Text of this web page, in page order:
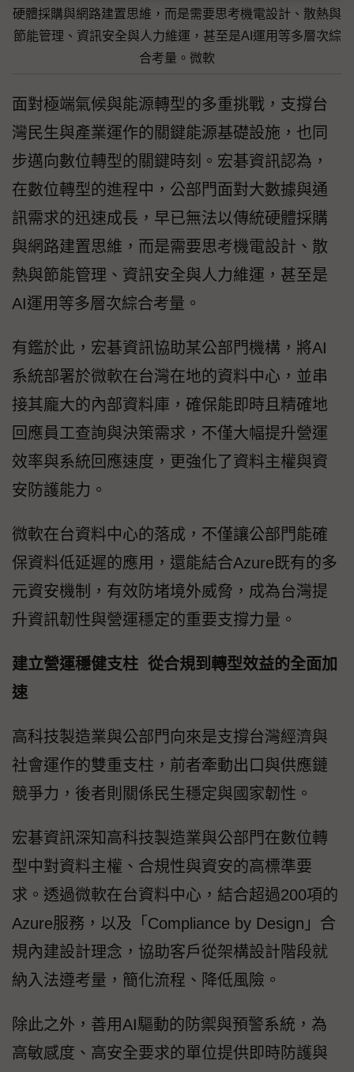
硬體採購與網路建置思維，而是需要思考機電設計、散熱與
節能管理、資訊安全與人力維運，甚至是AI運用等多層次綜
合考量。微軟
面對極端氣候與能源轉型的多重挑戰，支撐台
灣民生與產業運作的關鍵能源基礎設施，也同
步邁向數位轉型的關鍵時刻。宏碁資訊認為，
在數位轉型的進程中，公部門面對大數據與通
訊需求的迅速成長，早已無法以傳統硬體採購
與網路建置思維，而是需要思考機電設計、散
熱與節能管理、資訊安全與人力維運，甚至是
AI運用等多層次綜合考量。
有鑑於此，宏碁資訊協助某公部門機構，將AI
系統部署於微軟在台灣在地的資料中心，並串
接其龐大的內部資料庫，確保能即時且精確地
回應員工查詢與決策需求，不僅大幅提升營運
效率與系統回應速度，更強化了資料主權與資
安防護能力。
微軟在台資料中心的落成，不僅讓公部門能確
保資料低延遲的應用，還能結合Azure既有的多
元資安機制，有效防堵境外威脅，成為台灣提
升資訊韌性與營運穩定的重要支撐力量。
建立營運穩健支柱 從合規到轉型效益的全面加
速
高科技製造業與公部門向來是支撐台灣經濟與
社會運作的雙重支柱，前者牽動出口與供應鏈
競爭力，後者則關係民生穩定與國家韌性。
宏碁資訊深知高科技製造業與公部門在數位轉
型中對資料主權、合規性與資安的高標準要
求。透過微軟在台資料中心，結合超過200項的
Azure服務，以及「Compliance by Design」合
規內建設計理念，協助客戶從架構設計階段就
納入法遵考量，簡化流程、降低風險。
除此之外，善用AI驅動的防禦與預警系統，為
高敏感度、高安全要求的單位提供即時防護與